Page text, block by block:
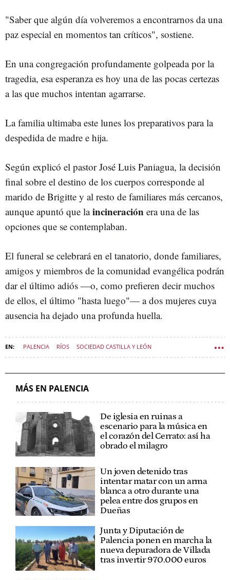
"Saber que algún día volveremos a encontrarnos da una
paz especial en momentos tan críticos", sostiene.
En una congregación profundamente golpeada por la
tragedia, esa esperanza es hoy una de las pocas certezas
a las que muchos intentan agarrarse.
La familia ultimaba este lunes los preparativos para la
despedida de madre e hija.
Según explicó el pastor José Luis Paniagua, la decisión
final sobre el destino de los cuerpos corresponde al
marido de Brigitte y al resto de familiares más cercanos,
aunque apuntó que laincineración era una de las
opciones que se contemplaban.
El funeral se celebrará en el tanatorio, donde familiares,
amigos y miembros de la comunidad evangélica podrán
dar el último adiós —o, como prefieren decir muchos
de ellos, el último "hasta luego"— a dos mujeres cuya
ausencia ha dejado una profunda huella.
PALENCIA RÍOS SOCIEDAD CASTILLA Y LEÓN
MÁS EN PALENCIA
De iglesia en ruinas a
escenario para la música en
el corazón del Cerrato: así ha
obrado el milagro
Un joven detenido tras
intentar matar con un arma
blanca a otro durante una
pelea entre dos grupos en
Dueñas
Junta y Diputación de
Palencia ponen en marcha la
nueva depuradora de Villada
tras invertir 970.000 euros